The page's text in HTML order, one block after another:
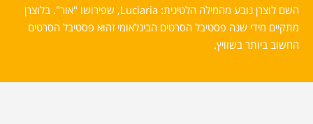
השם לוצרן נובע מהמילה הלטינית: Luciaria, שפירושו "אור". בלוצרן
מתקיים מידי שנה פסטיבל הסרטים הבינלאומי זהוא פסטיבל הסרטים
החשוב ביותר בשוויץ.